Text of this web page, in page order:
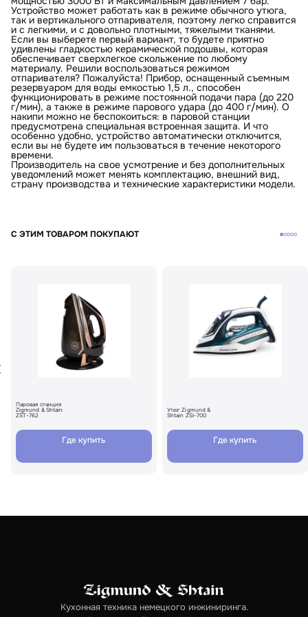
Устройство может работать как в режиме обычного утюга,
так и вертикального отпаривателя, поэтому легко справится
и с легкими, и с довольно плотными, тяжелыми тканями.
Если вы выберете первый вариант, то будете приятно
удивлены гладкостью керамической подошвы, которая
обеспечивает сверхлегкое скольжение по любому
материалу. Решили воспользоваться режимом
отпаривателя? Пожалуйста! Прибор, оснащенный съемным
резервуаром для воды емкостью 1,5 л., способен
функционировать в режиме постоянной подачи пара (до 220
г/мин), а также в режиме парового удара (до 400 г/мин). О
накипи можно не беспокоиться: в паровой станции
предусмотрена специальная встроенная защита. И что
особенно удобно, устройство автоматически отключится,
если вы не будете им пользоваться в течение некоторого
времени.
Производитель на свое усмотрение и без дополнительных
уведомлений может менять комплектацию, внешний вид,
страну производства и технические характеристики модели.
С ЭТИМ ТОВАРОМ ПОКУПАЮТ
Паровая станция
Zigmund & Shtain
ZST-762
Где купить
Утюг Zigmund &
Shtain ZSI-700
Где купить
Кухонная техника немецкого инжиниринга.